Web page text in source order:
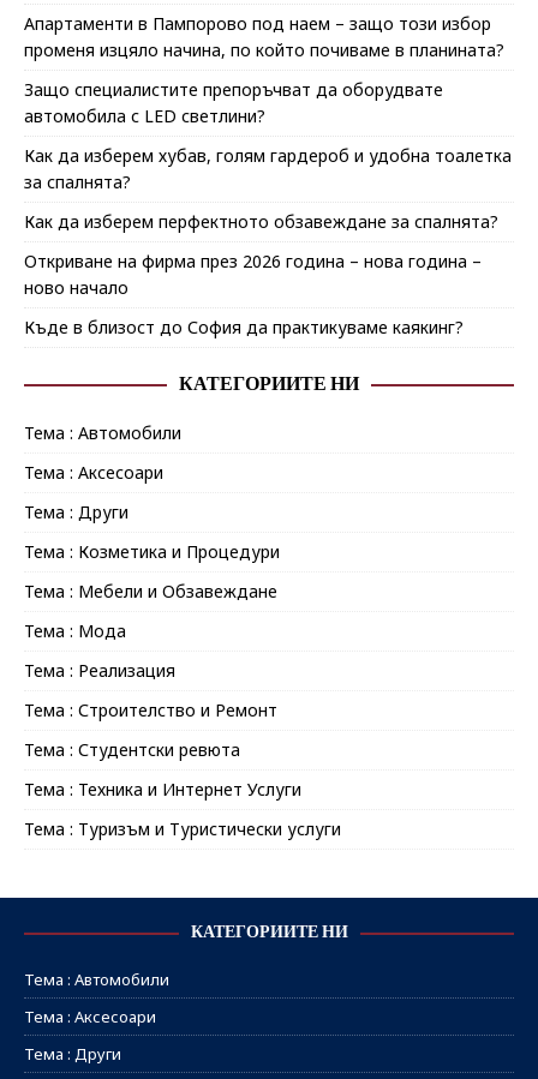
Апартаменти в Пампорово под наем – защо този избор
променя изцяло начина, по който почиваме в планината?
Защо специалистите препоръчват да оборудвате
автомобила с LED светлини?
Как да изберем хубав, голям гардероб и удобна тоалетка
за спалнята?
Как да изберем перфектното обзавеждане за спалнята?
Откриване на фирма през 2026 година – нова година –
ново начало
Къде в близост до София да практикуваме каякинг?
КАТЕГОРИИТЕ НИ
Тема : Автомобили
Тема : Аксесоари
Тема : Други
Тема : Козметика и Процедури
Тема : Мебели и Обзавеждане
Тема : Мода
Тема : Реализация
Тема : Строителство и Ремонт
Тема : Студентски ревюта
Тема : Техника и Интернет Услуги
Тема : Туризъм и Туристически услуги
КАТЕГОРИИТЕ НИ
Тема : Автомобили
Тема : Аксесоари
Тема : Други